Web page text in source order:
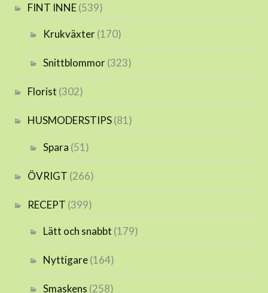
FINT INNE(539)
Krukväxter(170)
Snittblommor(323)
Florist (302)
HUSMODERSTIPS(81)
Spara (51)
ÖVRIGT (266)
RECEPT (399)
Lätt och snabbt (179)
Nyttigare(164)
Smaskens (258)